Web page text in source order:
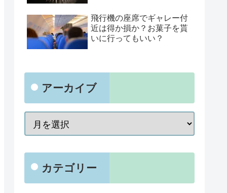
飛行機の座席でギャレー付
近は得か損か？お菓子を貰
いに行ってもいい？
アーカイブ
カテゴリー